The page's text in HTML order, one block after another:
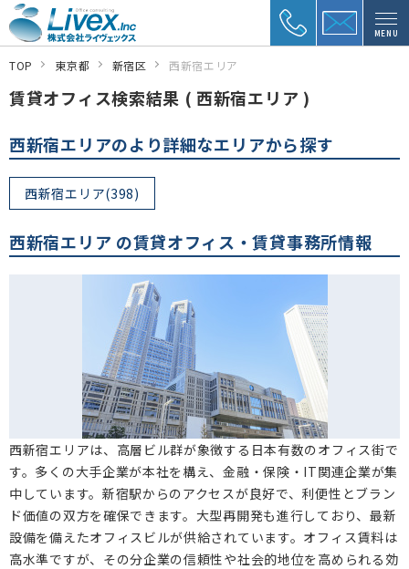
MENU
TOP 東京都 新宿区 西新宿エリア
賃貸オフィス検索結果 ( 西新宿エリア )
西新宿エリアのより詳細なエリアから探す
西新宿エリア(398)
西新宿エリア の賃貸オフィス・賃貸事務所情報
西新宿エリアは、高層ビル群が象徴する日本有数のオフィス街で
す。多くの大手企業が本社を構え、金融・保険・IT関連企業が集
中しています。新宿駅からのアクセスが良好で、利便性とブラン
ド価値の双方を確保できます。大型再開発も進行しており、最新
設備を備えたオフィスビルが供給されています。オフィス賃料は
高水準ですが、その分企業の信頼性や社会的地位を高められる効